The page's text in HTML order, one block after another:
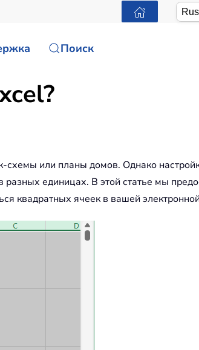
Поиск
схемы или планы домов. Однако
единицах. В этой статье мы
квадратных ячеек в вашей